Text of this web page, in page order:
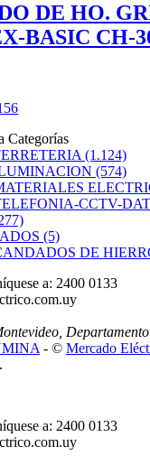
DE HO.
BASIC CH-
Categorías
(1.124)
(574)
CCTV-
(5)
DE
a: 2400 0133
- © Mercado
a: 2400 0133